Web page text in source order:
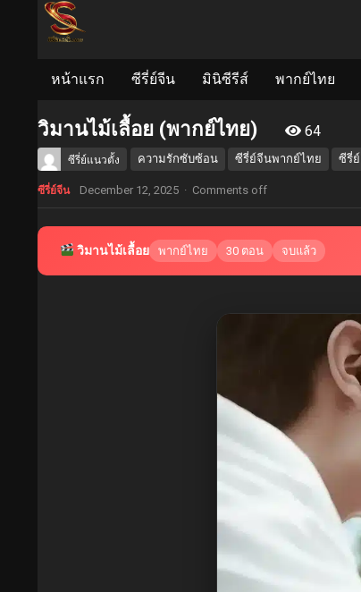
หน้าแรก ซีรี่ย์จีน มินิซีรีส์ พากย์ไทย
วิมานไม้เลื้อย (พากย์ไทย) 64
ซีรี่ย์แนวตั้ง ความรักซับซ้อน ซีรี่ย์จีนพากย์ไทย ซีรี่
ซีรี่ย์จีน December 12, 2025 · Comments off
วิมานไม้เลื้อย พากย์ไทย 30 ตอน จบแล้ว